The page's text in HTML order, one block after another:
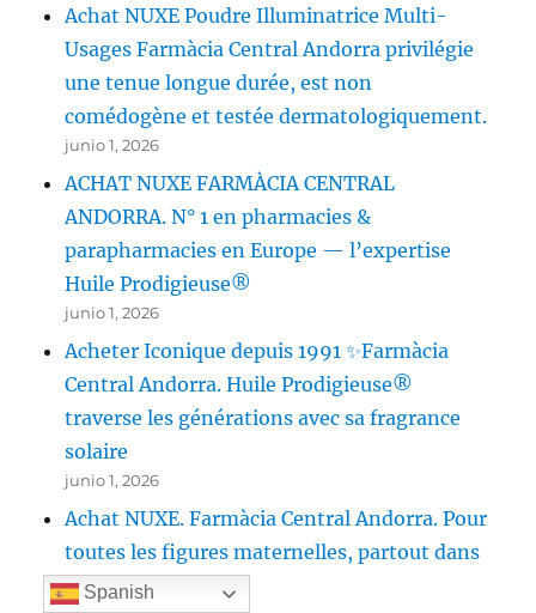
Achat NUXE Poudre Illuminatrice Multi-
Usages Farmàcia Central Andorra privilégie
une tenue longue durée, est non
comédogène et testée dermatologiquement.
junio 1, 2026
ACHAT NUXE FARMÀCIA CENTRAL
ANDORRA. N° 1 en pharmacies &
parapharmacies en Europe — l’expertise
Huile Prodigieuse®
junio 1, 2026
Acheter Iconique depuis 1991 ✨Farmàcia
Central Andorra. Huile Prodigieuse®
traverse les générations avec sa fragrance
solaire
junio 1, 2026
Achat NUXE. Farmàcia Central Andorra. Pour
toutes les figures maternelles, partout dans
le monde
Spanish